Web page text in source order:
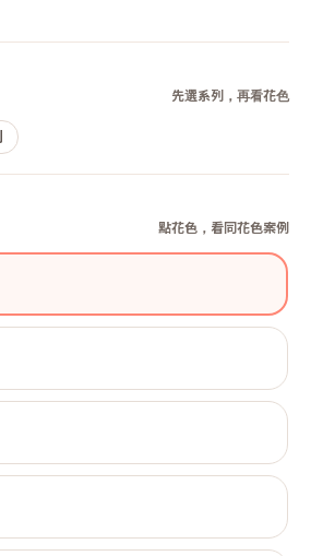
先選系列，再看花色
點花色，看同花色案例